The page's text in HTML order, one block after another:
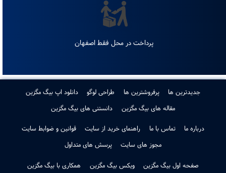
پرداخت در محل فقط اصفهان
جدیدترین ها پرفروشترین ها طراحی لوگو
دانلود اپ بیگ مگزین
مقاله های بیگ مگزین
دانستنی های بیگ مگزین
درباره ما تماس با ما راهنمای خرید از سایت
قوانین و ضوابط سایت